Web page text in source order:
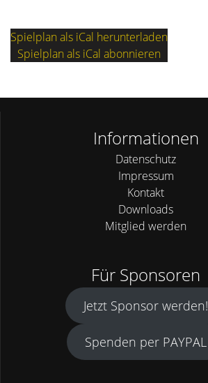
Spielplan als iCal herunterladen
Spielplan als iCal abonnieren
Informationen
Datenschutz
Impressum
Kontakt
Downloads
Mitglied werden
Für Sponsoren
Jetzt Sponsor werden!
Spenden per PAYPAL